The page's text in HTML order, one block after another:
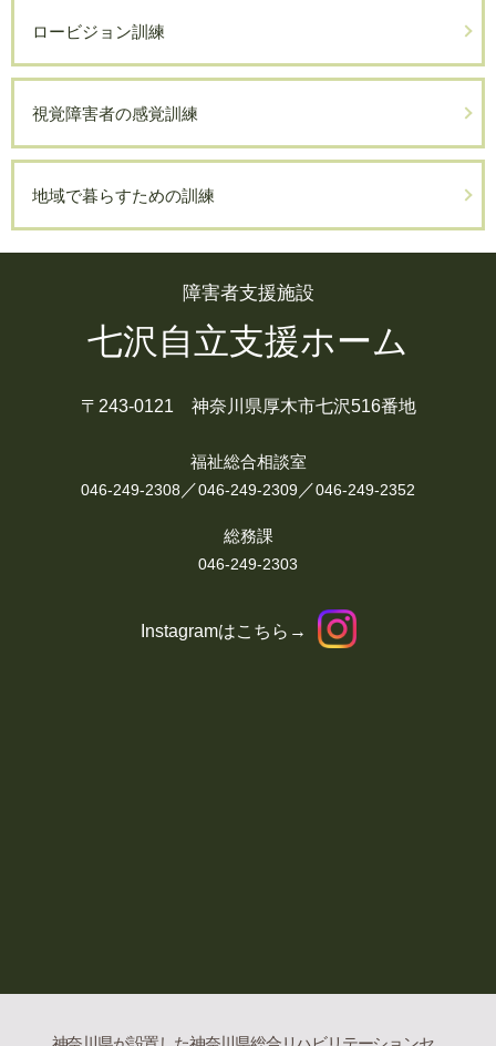
ロービジョン訓練
視覚障害者の感覚訓練
地域で暮らすための訓練
障害者支援施設
七沢自立支援ホーム
〒243-0121 神奈川県厚木市七沢516番地
福祉総合相談室
046-249-2308 ／046-249-2309 ／046-249-2352
総務課
046-249-2303
Instagramはこちら→